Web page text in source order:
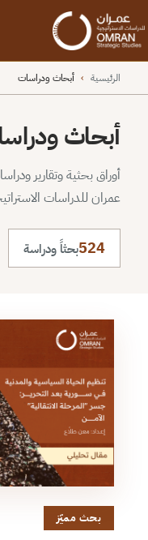
الرئيسية › أبحاث ودراسات
أبحاث
أوراق بحثية وتقارير
عمران للدراسات
524بحثاً ودراسة
بحث مميّز